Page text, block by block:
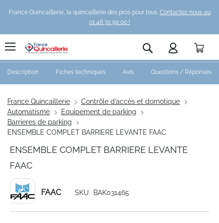
France Quincaillerie, la quincaillerie des pros pour tous. Contactez nous au
01 46 72 90 00 !
Rechercher
France Quincaillerie
Contrôle d’accès et domotique
Automatisme
Equipement de parking
Barrieres de parking
ENSEMBLE COMPLET BARRIERE LEVANTE FAAC
ENSEMBLE COMPLET BARRIERE LEVANTE
FAAC
FAAC SKU BAK031465
Description Fiches techniques Avis Questions / Réponses